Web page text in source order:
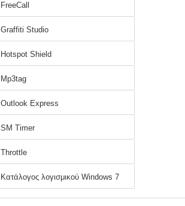
FreeCall
Graffiti Studio
Hotspot Shield
Mp3tag
Outlook Express
SM Timer
Throttle
Κατάλογος λογισμικού Windows 7